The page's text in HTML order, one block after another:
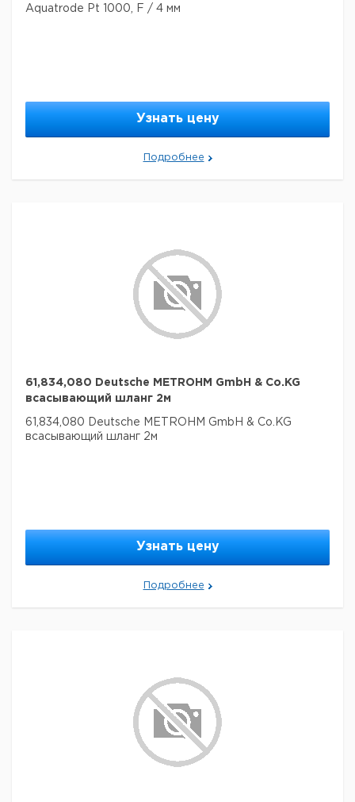
Aquatrode Pt 1000, F / 4 мм
Узнать цену
Подробнее
61,834,080 Deutsche METROHM GmbH & Co.KG
всасывающий шланг 2м
61,834,080 Deutsche METROHM GmbH & Co.KG
всасывающий шланг 2м
Узнать цену
Подробнее